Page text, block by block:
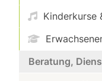
Kinderkurse
Beratung,